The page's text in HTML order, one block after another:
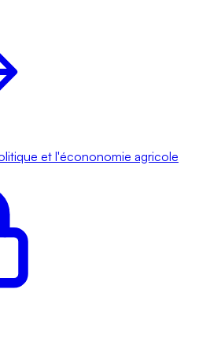
et l'écononomie agricole